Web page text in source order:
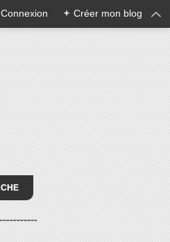
Connexion + Créer mon blog